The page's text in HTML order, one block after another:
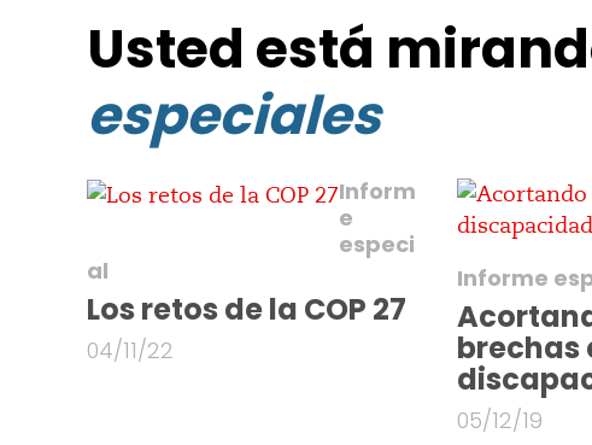
Informe especial
Usted está
especiales
Inform
e
especi
al
Los retos de la COP 27
04/11/22
Informe
brechas
05/12/19